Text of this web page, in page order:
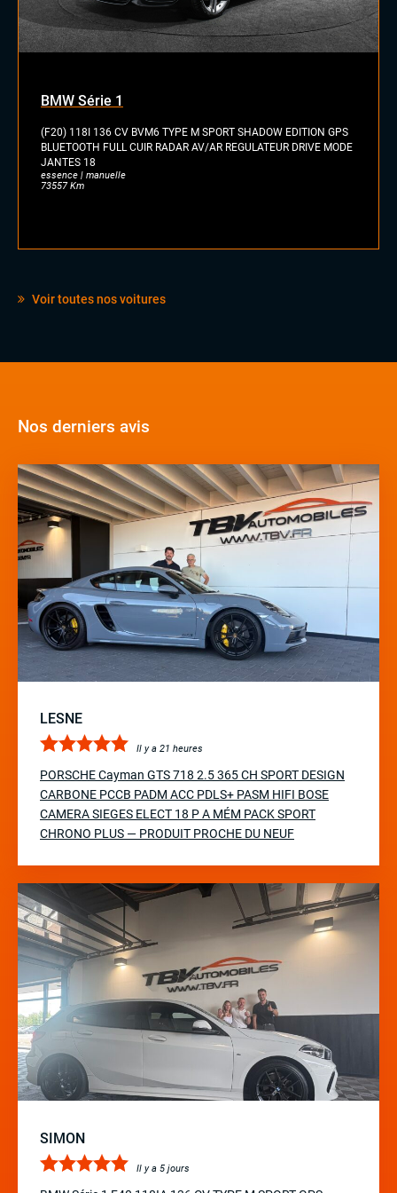
BMW Série 1
(F20) 118I 136 CV BVM6 TYPE M SPORT SHADOW EDITION GPS
BLUETOOTH FULL CUIR RADAR AV/AR REGULATEUR DRIVE MODE
JANTES 18
essence | manuelle
73557 Km
Voir toutes nos voitures
Nos derniers avis
LESNE
Il y a 21 heures
PORSCHE Cayman GTS 718 2.5 365 CH SPORT DESIGN
CARBONE PCCB PADM ACC PDLS+ PASM HIFI BOSE
CAMERA SIEGES ELECT 18 P A MÉM PACK SPORT
CHRONO PLUS — PRODUIT PROCHE DU NEUF
SIMON
Il y a 5 jours